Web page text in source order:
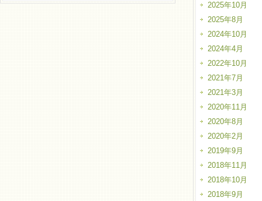
2025年10月
2025年8月
2024年10月
2024年4月
2022年10月
2021年7月
2021年3月
2020年11月
2020年8月
2020年2月
2019年9月
2018年11月
2018年10月
2018年9月